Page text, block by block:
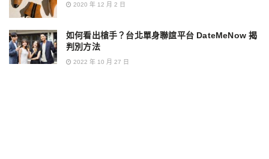
2020 年 12 月 2 日
如何看出槍手？台北單身聯誼平台 DateMeNow 揭
判別方法
2022 年 10 月 27 日